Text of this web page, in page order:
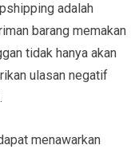
adalah
barang memakan
tidak hanya akan
ulasan negatif
menawarkan